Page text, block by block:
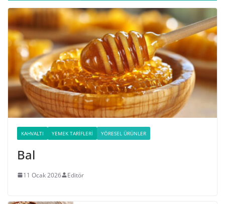
KAHVALTI YEMEK TARIFLERI YÖRESEL ÜRÜNLER
Bal
11 Ocak 2026 Editör